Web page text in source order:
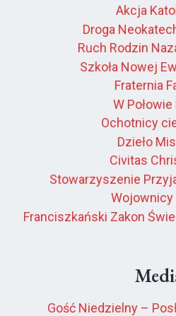
Akcja
Droga
Ruch Rodzin
Szkoła Nowej
Fraternia
W Połowie
Ochotnicy
Dzieło
Civitas
Stowarzyszenie
Wojownicy
Franciszkański Zakon
Gość Niedzielny –